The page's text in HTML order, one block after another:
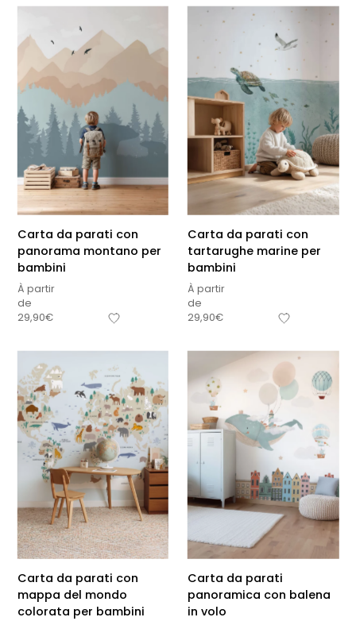
Carta da parati con
panorama montano per
bambini
À partir
de
29,90€
Carta da parati con
tartarughe marine per
bambini
À partir
de
29,90€
Carta da parati con
mappa del mondo
colorata per bambini
Carta da parati
panoramica con balena
in volo